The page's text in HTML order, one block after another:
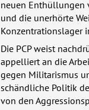
neuen Enthüllungen
und die unerhörte
Konzentrationslager
Die PCPweist
appelliert an die
gegen Militarismus
schändliche Politik
von den